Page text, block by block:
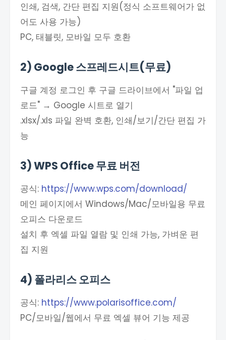
인쇄, 검색, 간단 편집 지원(정식 소프트웨어가 없
어도 사용 가능)
PC, 태블릿, 모바일 모두 호환
2) Google 스프레드시트(무료)
구글 계정 로그인 후 구글 드라이브에서 "파일 업
로드" → Google 시트로 열기
.xlsx/.xls 파일 완벽 호환, 인쇄/보기/간단 편집 가
능
3) WPS Office 무료 버전
공식: https://www.wps.com/download/
메인 페이지에서 Windows/Mac/모바일용 무료
오피스 다운로드
설치 후 엑셀 파일 열람 및 인쇄 가능, 가벼운 편
집 지원
4) 폴라리스 오피스
공식: https://www.polarisoffice.com/
PC/모바일/웹에서 무료 엑셀 뷰어 기능 제공